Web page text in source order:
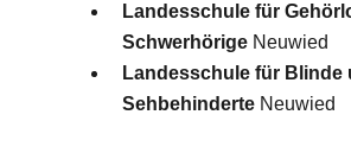
Landesschule für
SchwerhörigeNeuwied
Landesschule für Blinde
SehbehinderteNeuwied